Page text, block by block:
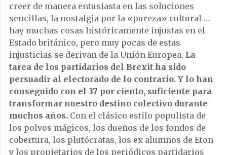
creer de manera entusiasta en las soluciones
sencillas, la nostalgia por la «pureza» cultural …
hay muchas cosas históricamente injustas en el
Estado británico, pero muy pocas de estas
injusticias se derivan de la Unión Europea. La
tarea de los partidarios del Brexit ha sido
persuadir al electorado de lo contrario. Y lo han
conseguido con el 37 por ciento, suficiente para
transformar nuestro destino colectivo durante
muchos años. Con el clásico estilo populista de
los polvos mágicos, los dueños de los fondos de
cobertura, los plutócratas, los ex alumnos de Eton
y los propietarios de los periódicos partidarios